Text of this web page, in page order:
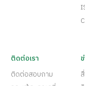
ติดต่อเรา
ติดต่อสอบถาม